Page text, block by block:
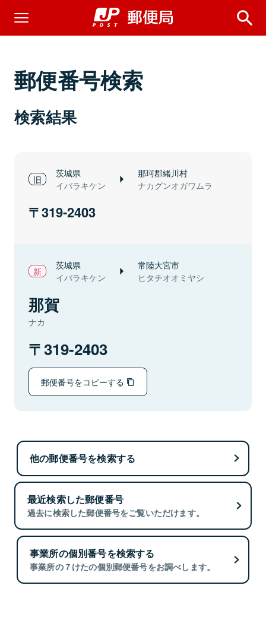
郵便番号検索
検索結果
茨城県
イバラキケン
那珂郡緒川村
ナカグンオガワムラ
319-2403
茨城県
イバラキケン
常陸大宮市
ヒタチオオミヤシ
那賀
ナカ
319-2403
郵便番号をコピーする
他の郵便番号を検索する
最近検索した郵便番号
過去に検索した郵便番号をご覧いただけます。
事業所の個別番号を検索する
事業所の７けたの個別郵便番号をお調べします。